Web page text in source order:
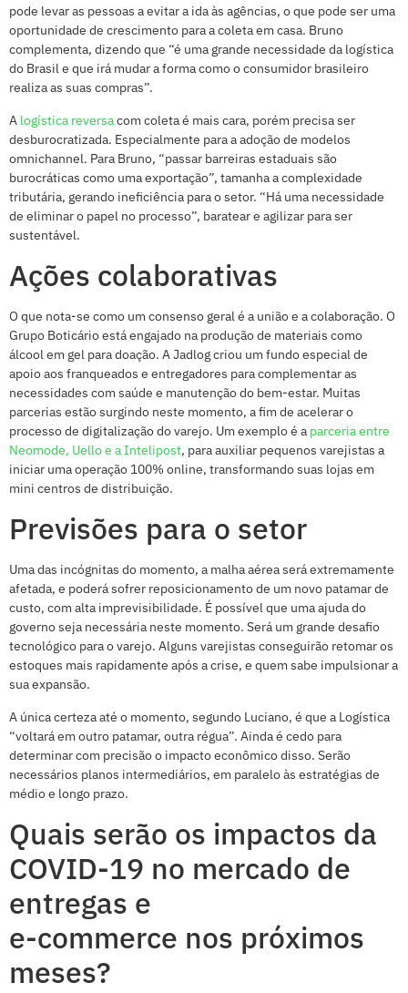
pode levar as pessoas a evitar a ida às agências, o que pode ser uma
oportunidade de crescimento para a coleta em casa. Bruno
complementa, dizendo que “é uma grande necessidade da logística
do Brasil e que irá mudar a forma como o consumidor brasileiro
realiza as suas compras”.
A logística reversacom coleta é mais cara, porém precisa ser
desburocratizada. Especialmente para a adoção de modelos
omnichannel. Para Bruno, “passar barreiras estaduais são
burocráticas como uma exportação”, tamanha a complexidade
tributária, gerando ineficiência para o setor. “Há uma necessidade
de eliminar o papel no processo”, baratear e agilizar para ser
sustentável.
Ações colaborativas
O que nota-se como um consenso geral é a união e a colaboração. O
Grupo Boticário está engajado na produção de materiais como
álcool em gel para doação. A Jadlog criou um fundo especial de
apoio aos franqueados e entregadores para complementar as
necessidades com saúde e manutenção do bem-estar. Muitas
parcerias estão surgindo neste momento, a fim de acelerar o
processo de digitalização do varejo. Um exemplo é a parceria entre
Neomode, Uello e a Intelipost, para auxiliar pequenos varejistas a
iniciar uma operação 100% online, transformando suas lojas em
mini centros de distribuição.
Previsões para o setor
Uma das incógnitas do momento, a malha aérea será extremamente
afetada, e poderá sofrer reposicionamento de um novo patamar de
custo, com alta imprevisibilidade. É possível que uma ajuda do
governo seja necessária neste momento. Será um grande desafio
tecnológico para o varejo. Alguns varejistas conseguirão retomar os
estoques mais rapidamente após a crise, e quem sabe impulsionar a
sua expansão.
A única certeza até o momento, segundo Luciano, é que a Logística
“voltará em outro patamar, outra régua”. Ainda é cedo para
determinar com precisão o impacto econômico disso. Serão
necessários planos intermediários, em paralelo às estratégias de
médio e longo prazo.
Quais serão os impactos da
COVID-19 no mercado de
entregas e
e-commerce nos próximos
meses?